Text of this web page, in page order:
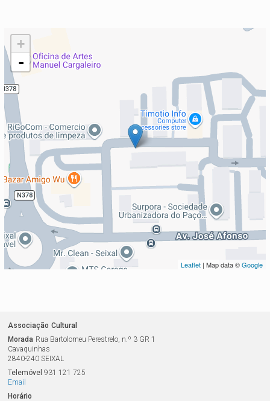
+
-
Leaflet | Map data ©Google
Associação Cultural
Morada Rua Bartolomeu Perestrelo, n.º 3 GR 1
Cavaquinhas
2840-240 SEIXAL
Telemóvel931 121 725
Email
Horário